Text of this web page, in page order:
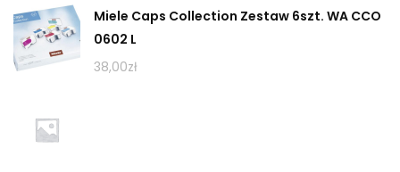
Miele Caps Collection Zestaw 6szt. WA CCO
0602 L
38,00zł